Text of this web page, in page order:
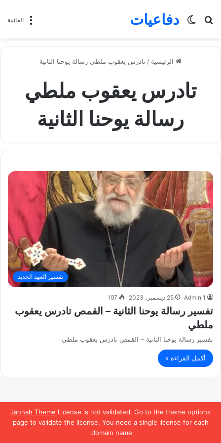
Jannah Theme License is not validated, Go to the theme options
page to validate the license, You need a single license for each
domain name.
القائمة دفاعيات
بحث
الوضع
الرئيسية / تادرس يعقوب ملطي رسالة يوحنا الثانية
تادرس يعقوب ملطي
رسالة يوحنا الثانية
تفسير العهد الجديد
Admin 1 25 ديسمبر، 2023 197
تفسير رسالة يوحنا الثانية – القمص تادرس يعقوب
ملطي
تفسير رسالة يوحنا الثانية – القمص تادرس يعقوب ملطي
أكمل القراءة »